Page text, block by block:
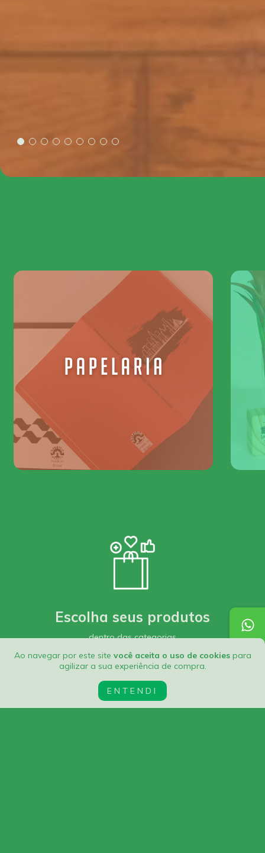
Ao navegar por este site você aceita o uso de cookiespara
agilizar a sua experiência de compra.
ENTENDI
Escolha seus produtos
dentro das categorias